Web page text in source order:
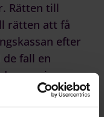
Rätten till
rätten att få
efter
fall en
innan och
av